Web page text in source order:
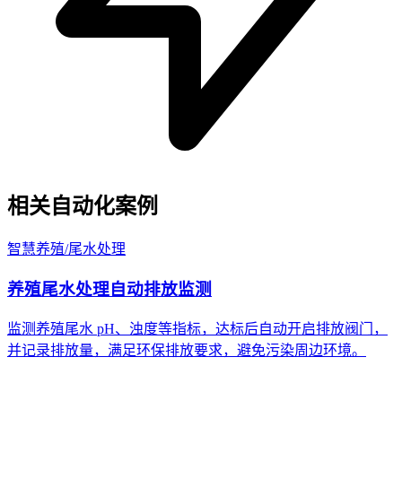
相关自动化案例
智慧养殖/尾水处理
养殖尾水处理自动排放监测
监测养殖尾水 pH、浊度等指标，达标后自动开启排放阀门，
并记录排放量，满足环保排放要求，避免污染周边环境。